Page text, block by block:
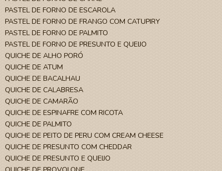
PASTEL DE FORNO DE ESCAROLA
PASTEL DE FORNO DE FRANGO COM CATUPIRY
PASTEL DE FORNO DE PALMITO
PASTEL DE FORNO DE PRESUNTO E QUEIJO
QUICHE DE ALHO PORÓ
QUICHE DE ATUM
QUICHE DE BACALHAU
QUICHE DE CALABRESA
QUICHE DE CAMARÃO
QUICHE DE ESPINAFRE COM RICOTA
QUICHE DE PALMITO
QUICHE DE PEITO DE PERU COM CREAM CHEESE
QUICHE DE PRESUNTO COM CHEDDAR
QUICHE DE PRESUNTO E QUEIJO